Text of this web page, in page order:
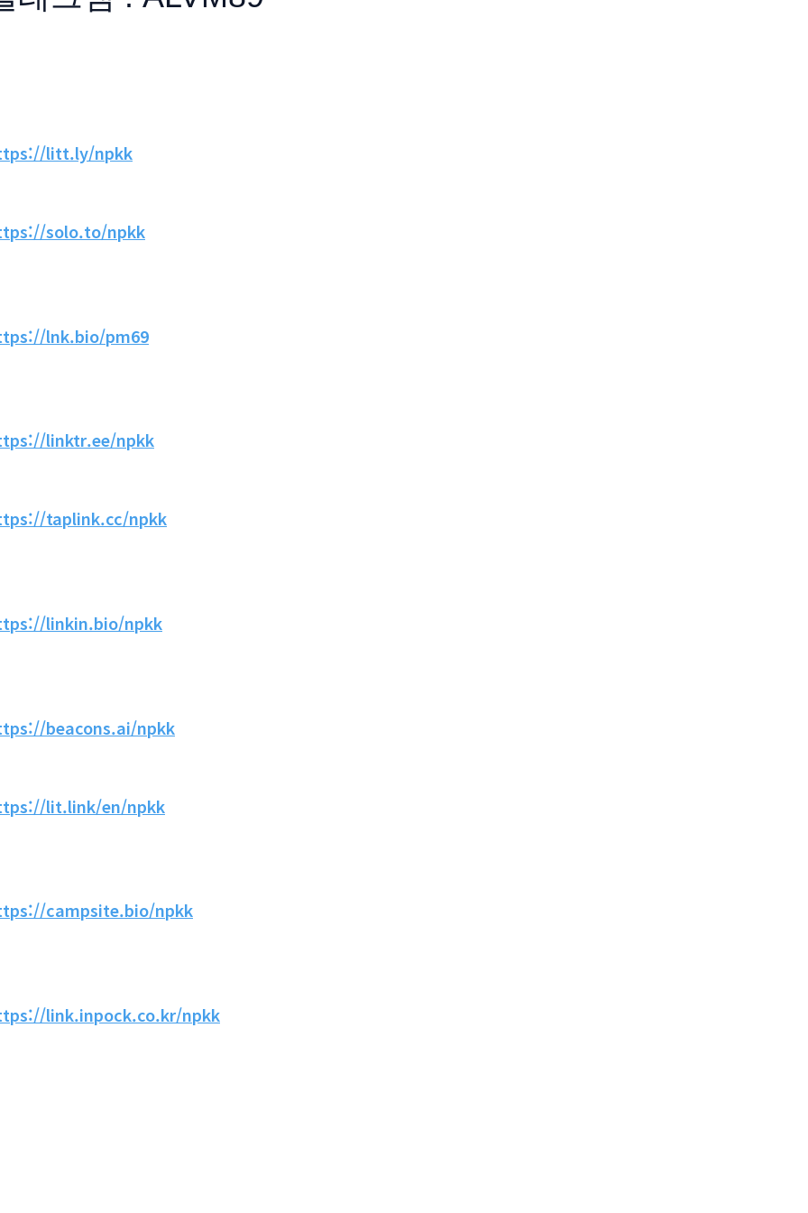
litt.ly/npkk
solo.to/npkk
lnk.bio/pm69
linktr.ee/npkk
taplink.cc/npkk
linkin.bio/npkk
beacons.ai/npkk
lit.link/en/npkk
campsite.bio/npkk
link.inpock.co.kr/npkk